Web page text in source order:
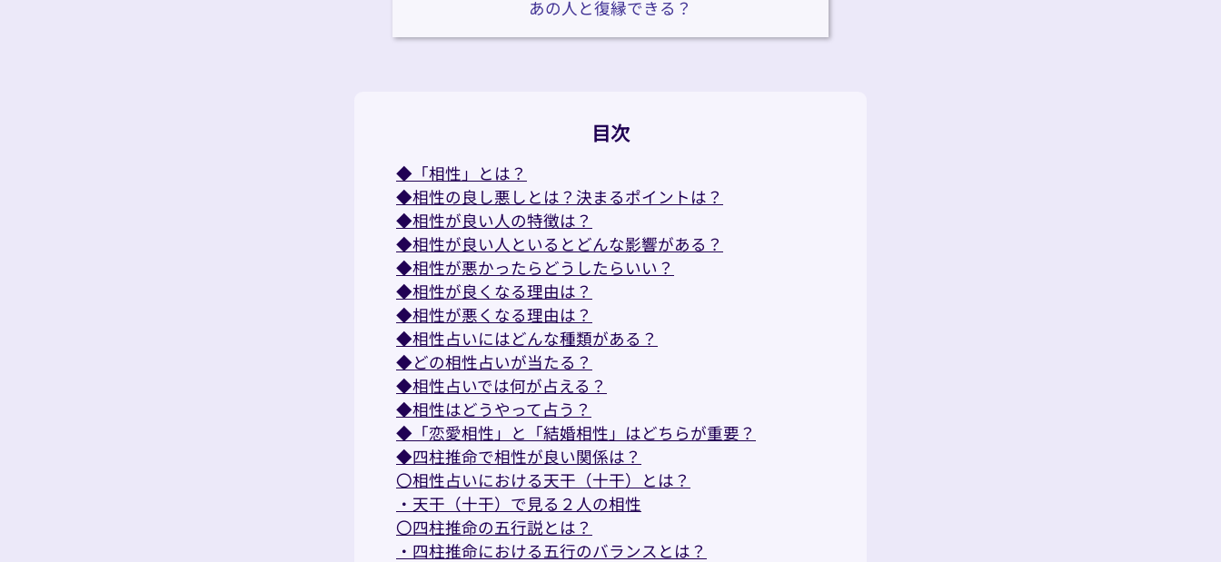
あの人と復縁できる？
目次
◆「相性」とは？
◆相性の良し悪しとは？決まるポイントは？
◆相性が良い人の特徴は？
◆相性が良い人といるとどんな影響がある？
◆相性が悪かったらどうしたらいい？
◆相性が良くなる理由は？
◆相性が悪くなる理由は？
◆相性占いにはどんな種類がある？
◆どの相性占いが当たる？
◆相性占いでは何が占える？
◆相性はどうやって占う？
◆「恋愛相性」と「結婚相性」はどちらが重要？
◆四柱推命で相性が良い関係は？
〇相性占いにおける天干（十干）とは？
・天干（十干）で見る２人の相性
〇四柱推命の五行説とは？
・四柱推命における五行のバランスとは？